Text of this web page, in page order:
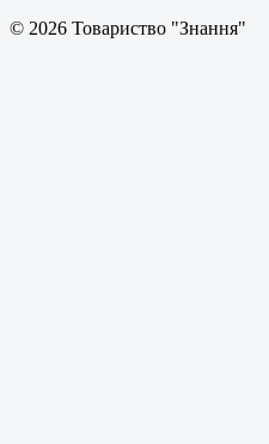
© 2026 Товариство "Знання"